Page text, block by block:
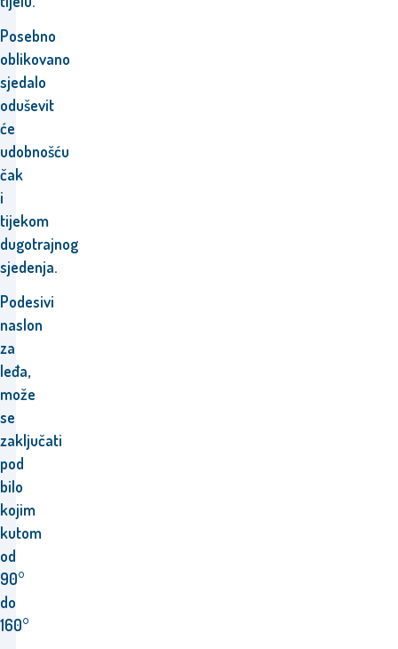
Posebno
oblikovano
sjedalo
oduševit
će
udobnošću
čak
i
tijekom
dugotrajnog
sjedenja.
Podesivi
naslon
za
leđa,
može
se
zaključati
pod
bilo
kojim
kutom
od
90°
do
160°